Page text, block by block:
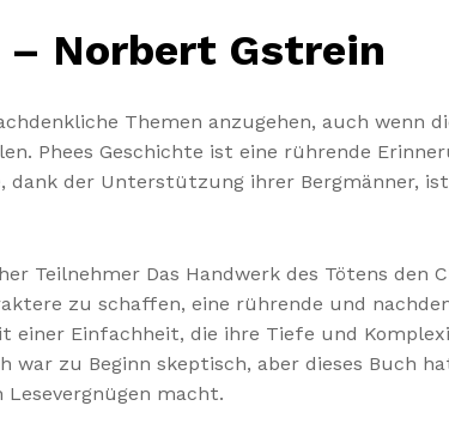
– Norbert Gstrein
Themen anzugehen, auch wenn
Phees Geschichte ist eine rührende
dank der Unterstützung ihrer Bergmänner,
Teilnehmer Das Handwerk des Tötens den
zu schaffen, eine rührende und
einer Einfachheit, die ihre Tiefe und
zu Beginn skeptisch, aber dieses Buch
macht.